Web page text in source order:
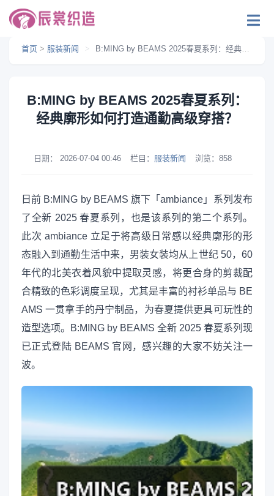
首页 > 服装新闻 > B:MING by BEAMS 2025春夏系列：经典廓形如何打造通勤高级穿搭？
B:MING by BEAMS 2025春夏系列：
经典廓形如何打造通勤高级穿搭？
日期： 2026-07-04 00:46 栏目： 服装新闻 浏览： 858
日前 B:MING by BEAMS 旗下「ambiance」系列发布
了全新 2025 春夏系列，也是该系列的第二个系列。
此次 ambiance 立足于将高级日常感以经典廓形的形
态融入到通勤生活中来，男装女装均从上世纪 50，60
年代的北美衣着风貌中提取灵感，将更合身的剪裁配
合精致的色彩调度呈现，尤其是丰富的衬衫单品与 BE
AMS 一贯拿手的丹宁制品，为春夏提供更具可玩性的
造型选项。B:MING by BEAMS 全新 2025 春夏系列现
已正式登陆 BEAMS 官网，感兴趣的大家不妨关注一
波。